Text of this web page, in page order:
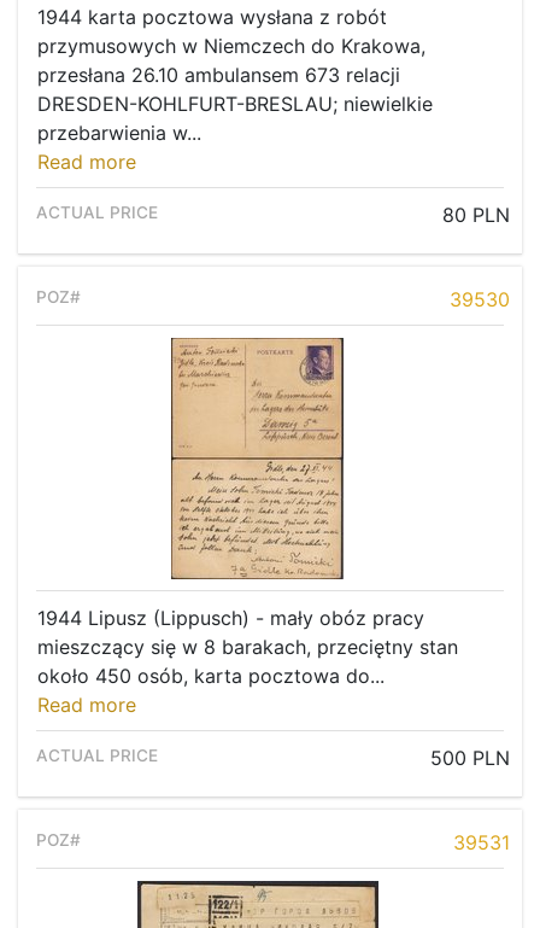
1944 karta pocztowa wysłana z robót
przymusowych w Niemczech do Krakowa,
przesłana 26.10 ambulansem 673 relacji
DRESDEN-KOHLFURT-BRESLAU; niewielkie
przebarwienia w...
Read more
80 PLN
39530
1944 Lipusz (Lippusch) - mały obóz pracy
mieszczący się w 8 barakach, przeciętny stan
około 450 osób, karta pocztowa do...
Read more
500 PLN
39531